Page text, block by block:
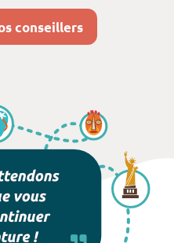
conseillers